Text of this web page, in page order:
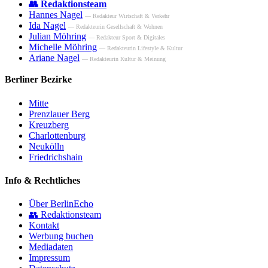
👥 Redaktionsteam
Hannes Nagel — Redakteur Wirtschaft & Verkehr
Ida Nagel — Redakteurin Gesellschaft & Wohnen
Julian Möhring — Redakteur Sport & Digitales
Michelle Möhring — Redakteurin Lifestyle & Kultur
Ariane Nagel — Redakteurin Kultur & Meinung
Berliner Bezirke
Mitte
Prenzlauer Berg
Kreuzberg
Charlottenburg
Neukölln
Friedrichshain
Info & Rechtliches
Über BerlinEcho
👥 Redaktionsteam
Kontakt
Werbung buchen
Mediadaten
Impressum